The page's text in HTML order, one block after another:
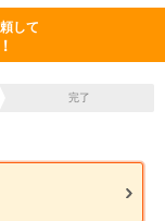
して
完了